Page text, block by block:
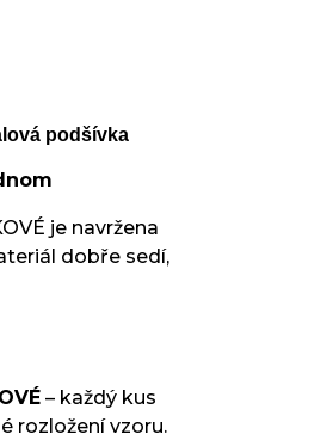
podšívka
je navržena
dobře sedí,
– každý kus
rozložení vzoru.